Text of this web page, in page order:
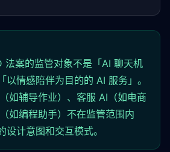
法案的监管对象不是「AI 聊天机
以情感陪伴为目的的 AI 服务」。
如辅导作业）、客服 AI（如电商
如编程助手）不在监管范围内
计意图和交互模式。